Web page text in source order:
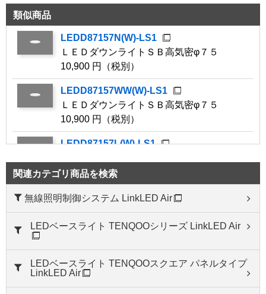
類似商品
LEDD87157N(W)-LS1
ＬＥＤダウンライトＳＢ高気密φ７５
10,900 円（税別）
LEDD87157WW(W)-LS1
ＬＥＤダウンライトＳＢ高気密φ７５
10,900 円（税別）
LEDD87157L(W)-LS1
10,900 円（税別）
LEDD87157N(K)-LS1
ＬＥＤダウンライトＳＢ高気密φ７５
10,900 円（税別）
LEDD87157WW(K)-LS1
ＬＥＤダウンライトＳＢ高気密φ７５
10,900 円（税別）
関連カテゴリ商品を検索
無線照明制御システム LinkLED Air
LEDベースライト TENQOOシリーズ LinkLED Air
LEDベースライト TENQOOスクエア パネルタイプ
LinkLED Air